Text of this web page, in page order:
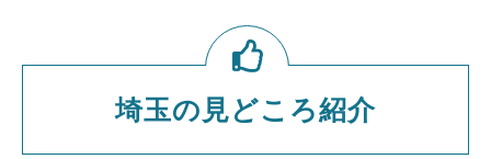
埼玉の見どころ紹介